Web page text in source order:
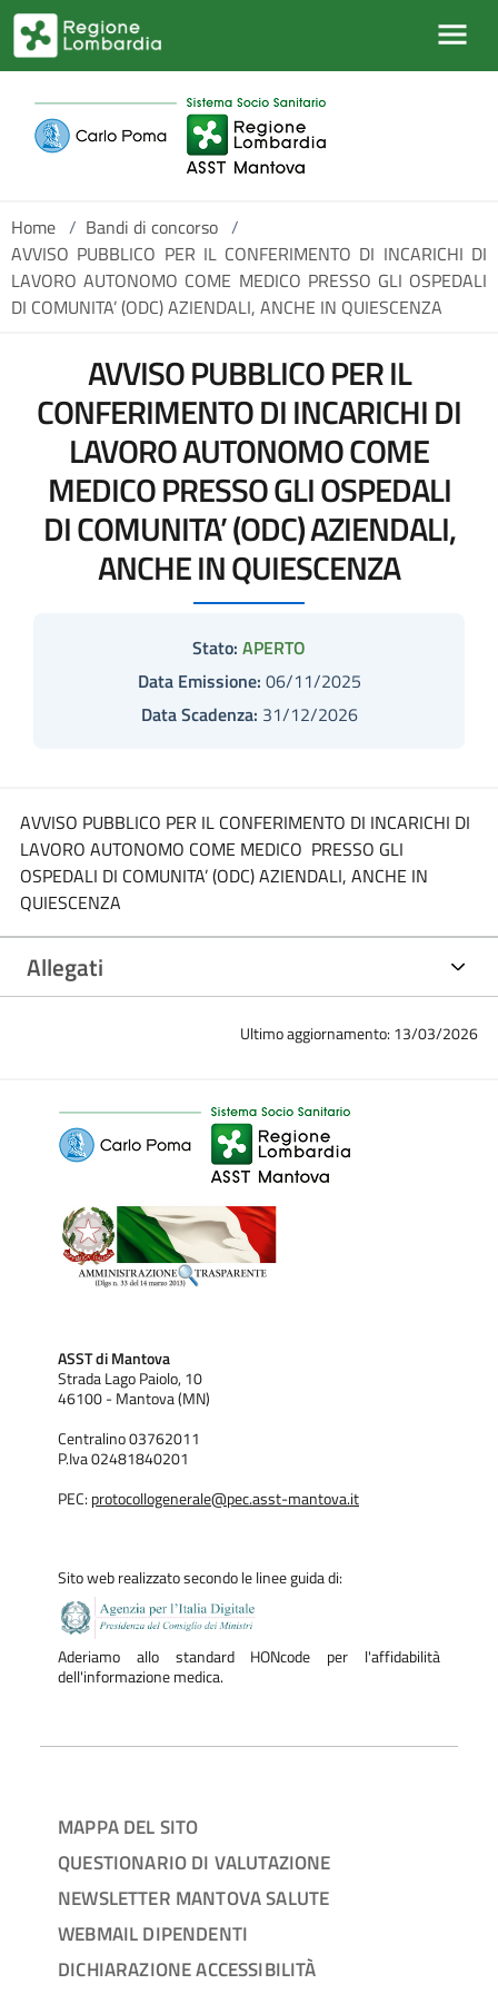
Salta al contenuto principale
Home / Bandi di concorso /
AVVISO PUBBLICO PER IL CONFERIMENTO DI INCARICHI DI
LAVORO AUTONOMO COME MEDICO PRESSO GLI OSPEDALI
DI COMUNITA’ (ODC) AZIENDALI, ANCHE IN QUIESCENZA
AVVISO PUBBLICO PER IL
CONFERIMENTO DI INCARICHI DI
LAVORO AUTONOMO COME
MEDICO PRESSO GLI OSPEDALI
DI COMUNITA’ (ODC) AZIENDALI,
ANCHE IN QUIESCENZA
Stato: APERTO
Data Emissione: 06/11/2025
Data Scadenza: 31/12/2026
AVVISO PUBBLICO PER IL CONFERIMENTO DI INCARICHI DI
LAVORO AUTONOMO COME MEDICO PRESSO GLI
OSPEDALI DI COMUNITA’ (ODC) AZIENDALI, ANCHE IN
QUIESCENZA
Allegati
Ultimo aggiornamento: 13/03/2026
ASST di Mantova
Strada Lago Paiolo, 10
46100 - Mantova (MN)
Centralino 03762011
P.Iva 02481840201
PEC: protocollogenerale@pec.asst-mantova.it
Sito web realizzato secondo le linee guida di:
Aderiamo allo standard HONcode per l'affidabilità
dell'informazione medica.
MAPPA DEL SITO
QUESTIONARIO DI VALUTAZIONE
NEWSLETTER MANTOVA SALUTE
WEBMAIL DIPENDENTI
DICHIARAZIONE ACCESSIBILITÀ